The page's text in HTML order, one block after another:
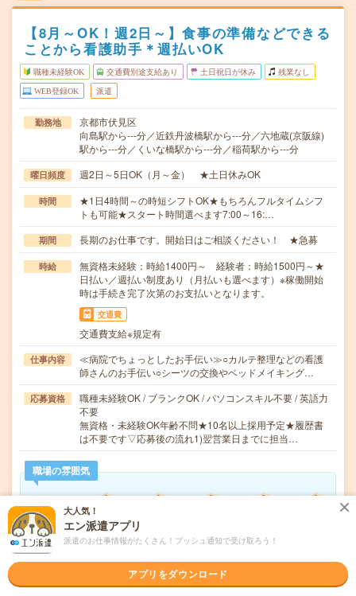
【8月～OK！週2日～】食事の準備などできる
ことから看護助手＊週払いOK
職種未経験OK 交通費別途支給あり 土日祝日が休み 残業なし
WEB登録OK 派遣
勤務地
京都市伏見区
向島駅から---分／近鉄丹波橋駅から---分／六地蔵(京阪線)
駅から---分／くいな橋駅から---分／稲荷駅から---分
曜日頻度 週2日～5日OK（月～金） ★土日休みOK
時間
★1日4時間～の時短シフトOK★もちろんフルタイムシフ
トも可能★スタート時間選べます7:00～16:…
期間 長期のお仕事です。開始日はご相談ください！ ★急募
時給
無資格未経験：時給1400円～ 経験者：時給1500円～★
日払い／週払い制度あり（月払いも選べます）※稼働開始
時は手続き完了次第のお支払いとなります。
交通費
交通費支給※規定有
仕事内容
≪病院でちょっとしたお手伝い≫○カルテ整理などの看護
師さんのお手伝い○シーツの交換やベッドメイキング…
応募資格
職種未経験OK / ブランクOK / パソコンスキル不要 / 英語力
不要
無資格・未経験OK年齢不問★10名以上採用予定★履歴書
は不要です▽応募後の流れ1)翌営業日までに担当…
職場の雰囲気
年齢層
20代
男女比率
女性
男性
もっと見る
大人気！
エン派遣アプリ
派遣のお仕事情報がたくさん！プッシュ通知で受け取ろう！
アプリをダウンロード